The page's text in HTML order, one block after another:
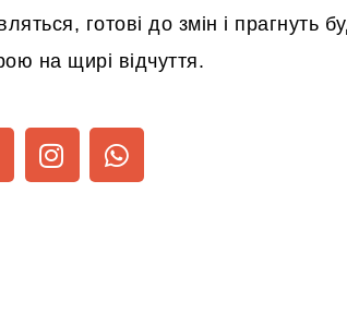
готові до змін і прагнуть
на щирі відчуття.